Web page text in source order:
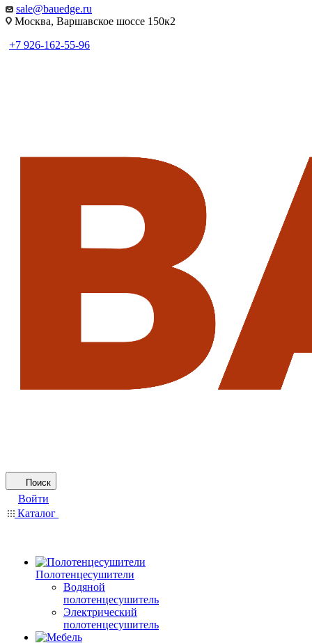
sale@bauedge.ru
Москва, Варшавское шоссе 150к2
+7 926-162-55-96
Поиск
Войти
Каталог
Полотенцесушители
Водяной
полотенцесушитель
Электрический
полотенцесушитель